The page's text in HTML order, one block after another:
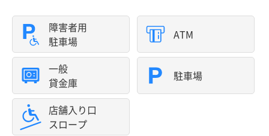
障害者用
駐車場
ATM
一般
貸金庫
駐車場
店舗入り口
スロープ